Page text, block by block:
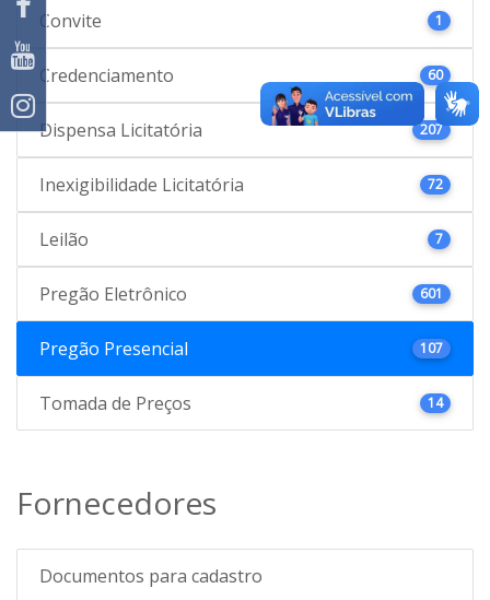
Convite 1
Credenciamento 60
Dispensa Licitatória 207
Inexigibilidade Licitatória 72
Leilão 7
Pregão Eletrônico 601
Pregão Presencial 107
Tomada de Preços 14
Fornecedores
Documentos para cadastro